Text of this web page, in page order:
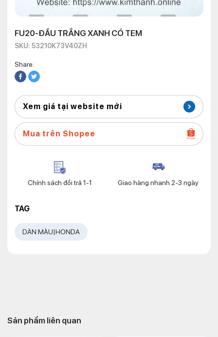
FU20-ĐẦU TRẮNG XANH CÓ TEM
SKU: 53210K73V40ZH
Share:
Xem giá tại website mới
Mua trên Shopee
Chính sách đổi trả 1-1 Giao hàng nhanh 2-3 ngày
TAG
DÀN MÀU|HONDA
Sản phẩm liên quan